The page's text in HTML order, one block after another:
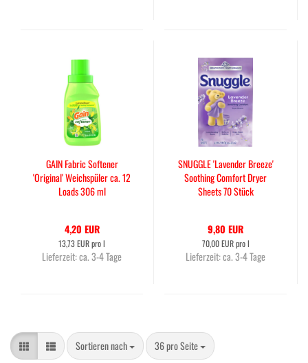
GAIN Fabric Softener
'Original' Weichspüler ca. 12
Loads 306 ml
4,20 EUR
13,73 EUR pro l
Lieferzeit:ca. 3-4 Tage
SNUGGLE 'Lavender Breeze'
Soothing Comfort Dryer
Sheets 70 Stück
9,80 EUR
70,00 EUR pro l
Lieferzeit:ca. 3-4 Tage
Sortieren nach
Sortieren nach 36 pro Seite
pro Seite